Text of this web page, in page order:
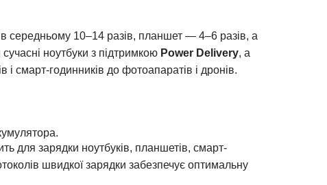
середньому 10–14 разів, планшет — 4–6 разів, а
ноутбуки з підтримкою Power Delivery, а
смарт-годинників до фотоапаратів і дронів.
для зарядки ноутбуків, планшетів, смарт-
швидкої зарядки забезпечує оптимальну